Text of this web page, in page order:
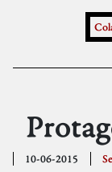
10-06-2015